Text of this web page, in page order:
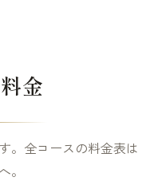
金
。全コースの料金表は
へ。